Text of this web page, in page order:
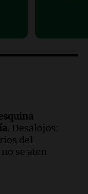
en el auto:
Desalojos:
del
se aten